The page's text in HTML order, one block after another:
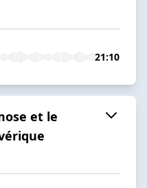
21:10
et le